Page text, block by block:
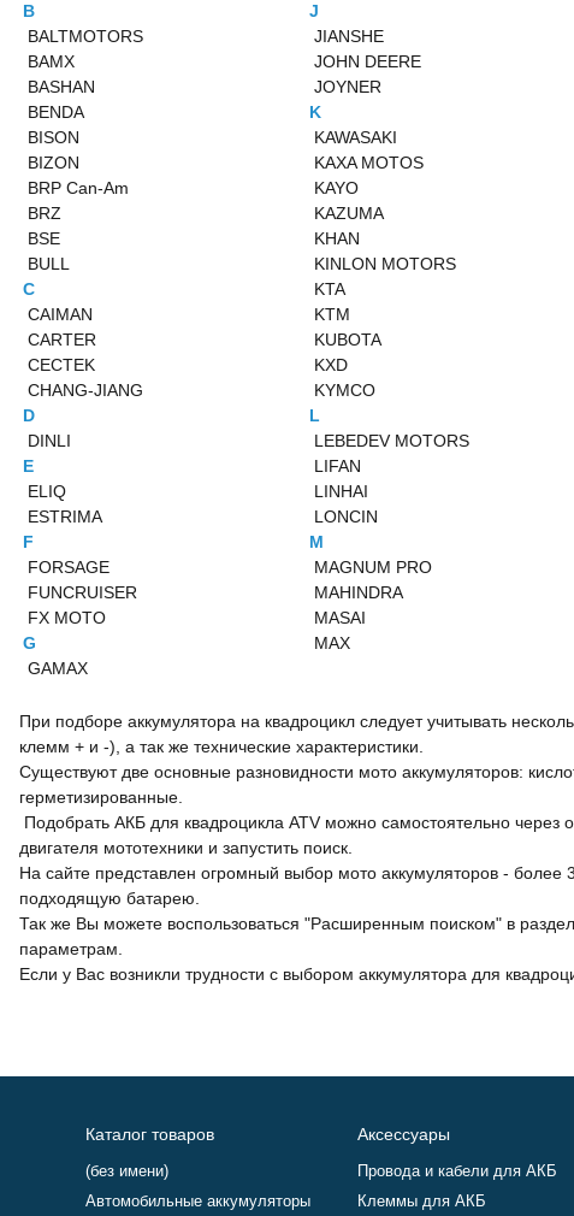
B
BALTMOTORS
BAMX
BASHAN
BENDA
BISON
BIZON
BRP Can-Am
BRZ
BSE
BULL
C
CAIMAN
CARTER
CECTEK
CHANG-JIANG
D
DINLI
E
ELIQ
ESTRIMA
F
FORSAGE
FUNCRUISER
FX MOTO
G
GAMAX
J
JIANSHE
JOHN DEERE
JOYNER
K
KAWASAKI
KAXA MOTOS
KAYO
KAZUMA
KHAN
KINLON MOTORS
KTA
KTM
KUBOTA
KXD
KYMCO
L
LEBEDEV MOTORS
LIFAN
LINHAI
LONCIN
M
MAGNUM PRO
MAHINDRA
MASAI
MAX
При подборе аккумулятора на квадроцикл следует учитывать
клемм + и -), а так же технические характеристики.
Существуют две основные разновидности мото аккумуляторов:
герметизированные.
Подобрать АКБ для квадроцикла ATV можно самостоятельно
двигателя мототехники и запустить поиск.
На сайте представлен огромный выбор мото аккумуляторов -
подходящую батарею.
Так же Вы можете воспользоваться "Расширенным поиском" в
параметрам.
Если у Вас возникли трудности с выбором аккумулятора для
Каталог товаров
(без имени)
Автомобильные аккумуляторы
Аксессуары
Провода и кабели для АКБ
Клеммы для АКБ